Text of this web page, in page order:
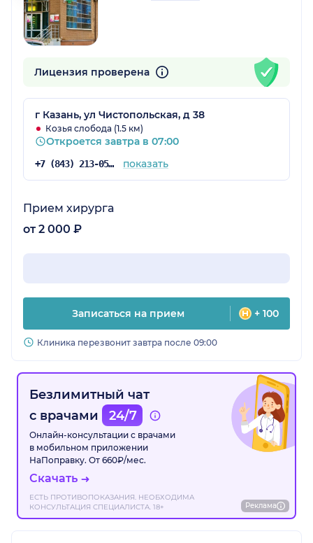
Лицензия проверена
г Казань, ул Чистопольская, д 38
Козья слобода (1.5 км)
Откроется завтра в 07:00
+7 (843) 213-05-65 показать
Прием хирурга
от 2 000 ₽
Записаться на прием + 100
Клиника перезвонит завтра после 09:00
Безлимитный чат
с врачами
24/7
Онлайн-консультации с врачами
в мобильном приложении
НаПоправку. От 660₽/мес.
Скачать
ЕСТЬ ПРОТИВОПОКАЗАНИЯ. НЕОБХОДИМА
КОНСУЛЬТАЦИЯ СПЕЦИАЛИСТА. 18+
Реклама